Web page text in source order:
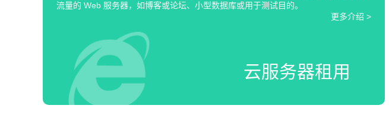
流量的 Web 服务器，如博客或论坛、小型数据库或用于测试目的。
更多介绍 >
云服务器租用